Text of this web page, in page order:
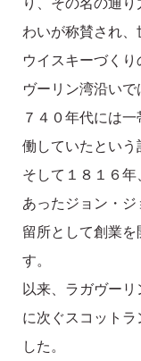
わいが称賛され、
ウイスキーづく
ヴーリン湾沿い
７４０年代には
働していたという
そして１８１６
あったジョン・
留所として創業
す。
以来、ラガヴー
に次ぐスコット
した。